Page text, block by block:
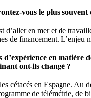
vous le plus
d’aller en mer et de
de financement. L’enjeu
d’expérience en
ont-ils changé ?
cétacés en Espagne. Au
de télémétrie, de